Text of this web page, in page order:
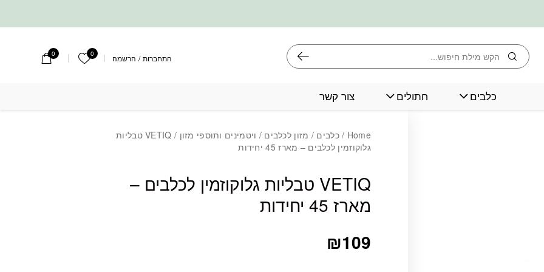
התחברות / הרשמה 0 הרשימה שלי
0 חיפוש
כלבים חתולים צור קשר
Home
/כלבים / מזון לכלבים / ויטמינים ותוספי מזון
/ VETIQ טבליות
גלוקוזמין לכלבים – מארז 45 יחידות
VETIQ טבליות גלוקוזמין לכלבים –
מארז 45 יחידות
₪109